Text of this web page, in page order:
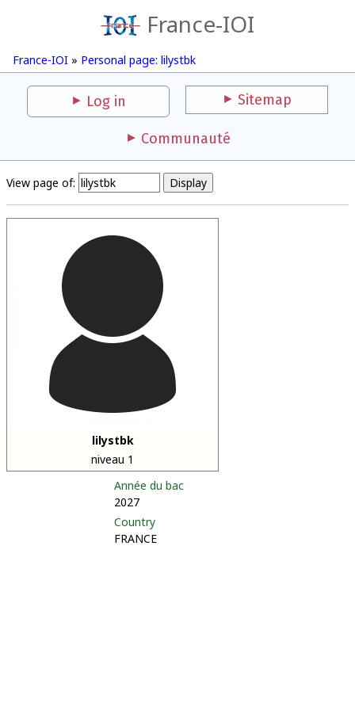
France-IOI
France-IOI » Personal page: lilystbk
Log in Sitemap
Communauté
View page of:
lilystbk
niveau 1
Année du bac
2027
Country
FRANCE